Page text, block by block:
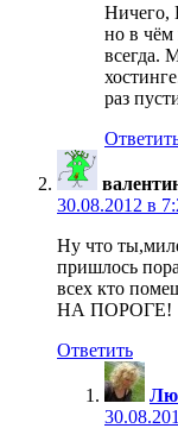
Ничего,
но в чём
всегда.
раз
30.08.2012 в
Ну что
пришлось
всех кто
НА ПОРОГЕ!
Ответить